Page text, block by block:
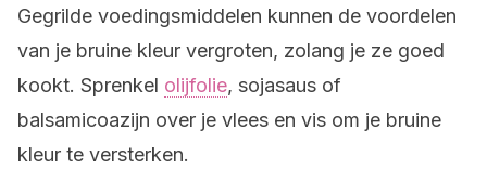
Gegrilde voedingsmiddelen kunnen de voordelen
van je bruine kleur vergroten, zolang je ze goed
kookt. Sprenkel olijfolie, sojasaus of
balsamicoazijn over je vlees en vis om je bruine
kleur te versterken.